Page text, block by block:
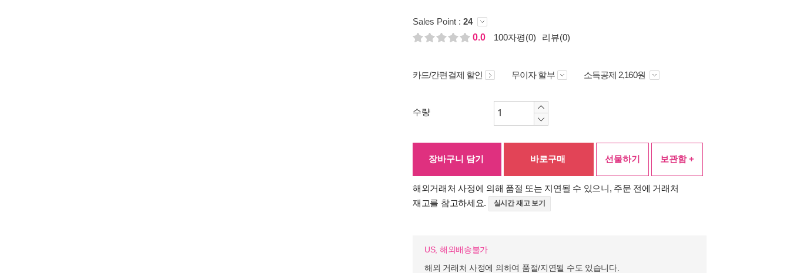
Sales Point : 24
0.0
100자평(0) 리뷰(0)
카드/간편결제 할인 무이자 할부 소득공제 2,160원
수량
장바구니 담기 바로구매 선물하기 보관함 +
해외거래처 사정에 의해 품절 또는 지연될 수 있으니, 주문 전에 거래처
재고를 참고하세요.
실시간 재고 보기
US, 해외배송불가
해외 거래처 사정에 의하여 품절/지연될 수도 있습니다.